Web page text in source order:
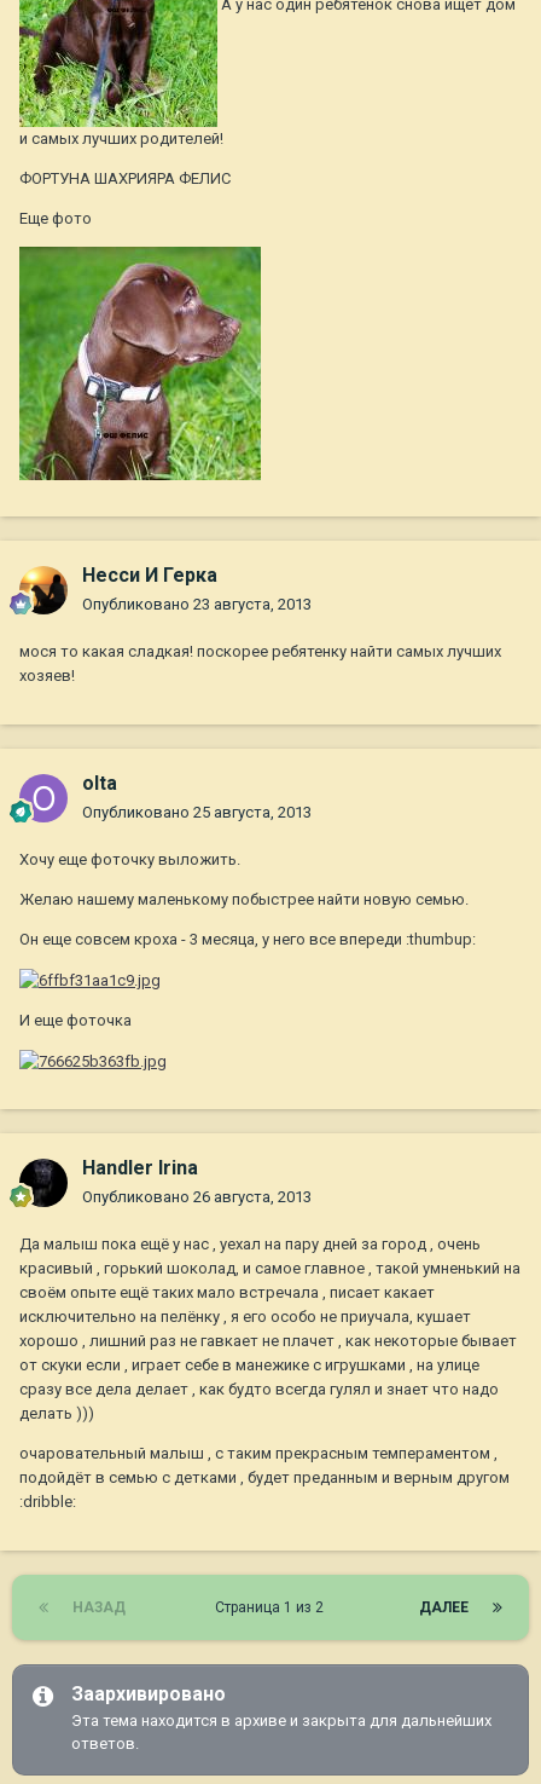
А у нас один ребятенок снова ищет дом
и самых лучших родителей!
ФОРТУНА ШАХРИЯРА ФЕЛИС
Еще фото
Несси И Герка
Опубликовано 23 августа, 2013
мося то какая сладкая! поскорее ребятенку найти самых лучших
хозяев!
olta
Опубликовано 25 августа, 2013
Хочу еще фоточку выложить.
Желаю нашему маленькому побыстрее найти новую семью.
Он еще совсем кроха - 3 месяца, у него все впереди :thumbup:
И еще фоточка
Handler Irina
Опубликовано 26 августа, 2013
Да малыш пока ещё у нас , уехал на пару дней за город , очень
красивый , горький шоколад, и самое главное , такой умненький на
своём опыте ещё таких мало встречала , писает какает
исключительно на пелёнку , я его особо не приучала, кушает
хорошо , лишний раз не гавкает не плачет , как некоторые бывает
от скуки если , играет себе в манежике с игрушками , на улице
сразу все дела делает , как будто всегда гулял и знает что надо
делать )))
очаровательный малыш , с таким прекрасным темпераментом ,
подойдёт в семью с детками , будет преданным и верным другом
:dribble:
НАЗАД ДАЛЕЕ
Страница 1 из 2
Заархивировано
Эта тема находится в архиве и закрыта для дальнейших
ответов.